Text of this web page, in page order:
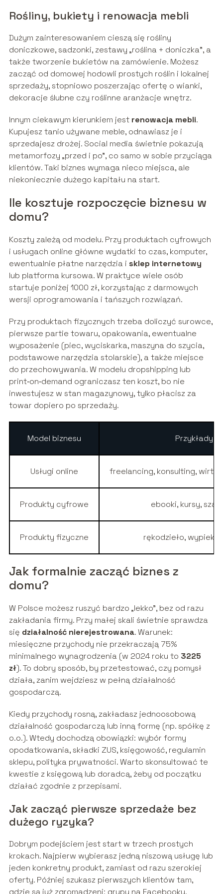
Rośliny, bukiety i renowacja mebli
Dużym zainteresowaniem cieszą się rośliny
doniczkowe, sadzonki, zestawy „roślina + doniczka”, a
także tworzenie bukietów na zamówienie. Możesz
zacząć od domowej hodowli prostych roślin i lokalnej
sprzedaży, stopniowo poszerzając ofertę o wianki,
dekoracje ślubne czy roślinne aranżacje wnętrz.
Innym ciekawym kierunkiem jest renowacja mebli.
Kupujesz tanio używane meble, odnawiasz je i
sprzedajesz drożej. Social media świetnie pokazują
metamorfozy „przed i po”, co samo w sobie przyciąga
klientów. Taki biznes wymaga nieco miejsca, ale
niekoniecznie dużego kapitału na start.
Ile kosztuje rozpoczęcie biznesu w
domu?
Koszty zależą od modelu. Przy produktach cyfrowych
i usługach online główne wydatki to czas, komputer,
ewentualnie płatne narzędzia i sklep internetowy
lub platforma kursowa. W praktyce wiele osób
startuje poniżej 1000 zł, korzystając z darmowych
wersji oprogramowania i tańszych rozwiązań.
Przy produktach fizycznych trzeba doliczyć surowce,
pierwsze partie towaru, opakowania, ewentualne
wyposażenie (piec, wyciskarka, maszyna do szycia,
podstawowe narzędzia stolarskie), a także miejsce
do przechowywania. W modelu dropshipping lub
print‑on‑demand ograniczasz ten koszt, bo nie
inwestujesz w stan magazynowy, tylko płacisz za
towar dopiero po sprzedaży.
Model biznesu Przykłady
Usługi online freelancing, konsulting,
Produkty cyfrowe ebooki, kursy,
Produkty fizyczne rękodzieło, wypieki,
Jak formalnie zacząć biznes z
domu?
W Polsce możesz ruszyć bardzo „lekko”, bez od razu
zakładania firmy. Przy małej skali świetnie sprawdza
się działalność nierejestrowana. Warunek:
miesięczne przychody nie przekraczają 75%
minimalnego wynagrodzenia (w 2024 roku to 3225
zł). To dobry sposób, by przetestować, czy pomysł
działa, zanim wejdziesz w pełną działalność
gospodarczą.
Kiedy przychody rosną, zakładasz jednoosobową
działalność gospodarczą lub inną formę (np. spółkę z
o.o.). Wtedy dochodzą obowiązki: wybór formy
opodatkowania, składki ZUS, księgowość, regulamin
sklepu, polityka prywatności. Warto skonsultować te
kwestie z księgową lub doradcą, żeby od początku
działać zgodnie z przepisami.
Jak zacząć pierwsze sprzedaże bez
dużego ryzyka?
Dobrym podejściem jest start w trzech prostych
krokach. Najpierw wybierasz jedną niszową usługę lub
jeden konkretny produkt, zamiast od razu szerokiej
oferty. Później szukasz pierwszych klientów tam,
gdzie są już zgromadzeni: grupy na Facebooku,